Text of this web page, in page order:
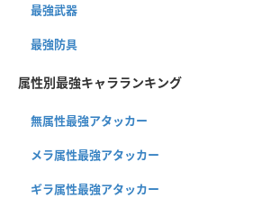
最強武器
最強防具
属性別最強キャラランキング
無属性最強アタッカー
メラ属性最強アタッカー
ギラ属性最強アタッカー